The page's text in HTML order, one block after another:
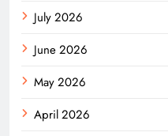
July 2026
June 2026
May 2026
April 2026